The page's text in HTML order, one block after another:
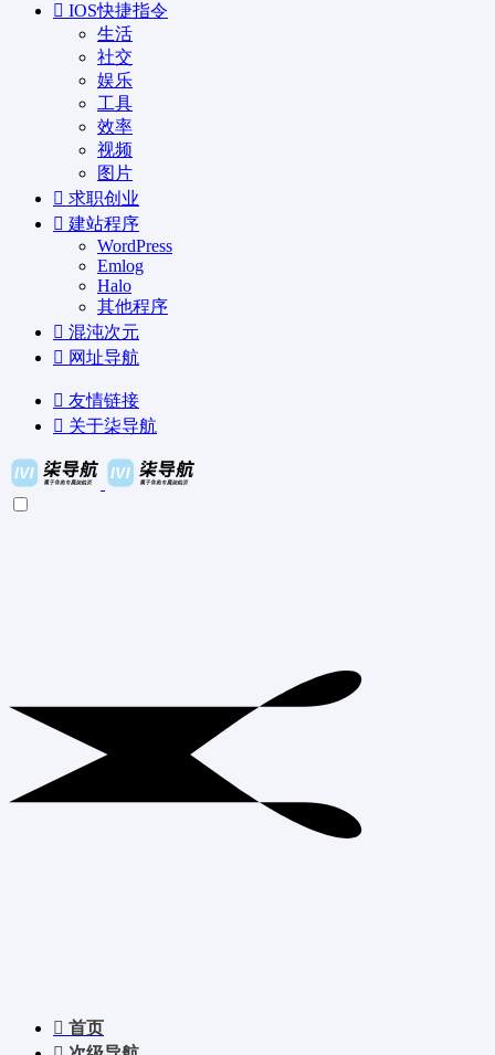
IOS快捷指令
生活
社交
娱乐
工具
效率
视频
图片
求职创业
建站程序
WordPress
Emlog
Halo
其他程序
混沌次元
网址导航
友情链接
关于柒导航
首页